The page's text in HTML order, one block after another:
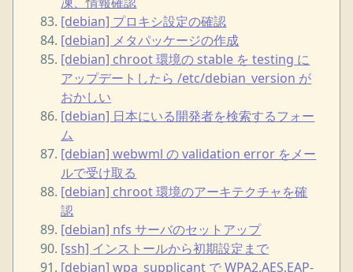
[debian] プロキシ設定の確認
[debian] メタパッケージの作成
[debian] chroot 環境の stable を testing に
アップデートしたら /etc/debian_version が
おかしい
[debian] 日本にいる開発者を検索するフォー
ム
[debian] webwml の validation error をメー
ルで受け取る
[debian] chroot 環境のアーキテクチャを確
認
[debian] nfs サーバのセットアップ
[ssh] インストールから初期設定まで
[debian] wpa_supplicant で WPA2,AES,EAP-